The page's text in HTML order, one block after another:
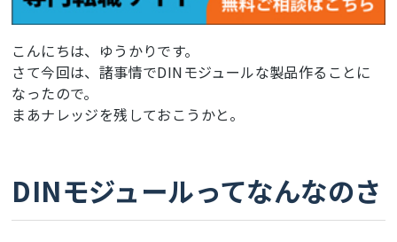
こんにちは、ゆうかりです。
さて今回は、諸事情でDINモジュールな製品作ることに
なったので。
まあナレッジを残しておこうかと。
DINモジュールってなんなのさ